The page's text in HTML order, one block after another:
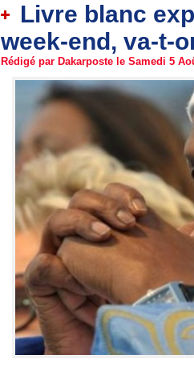
Livre blanc
week-end, va-t-
Rédigé par Dakarposte le Samedi 5